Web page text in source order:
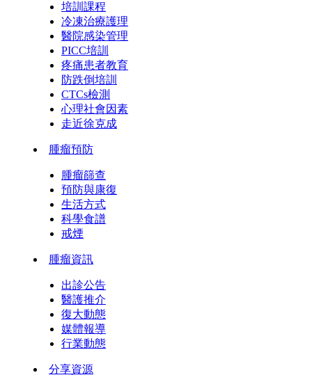
培訓課程
冷凍治療護理
醫院感染管理
PICC培訓
疼痛患者教育
防跌倒培訓
CTCs檢測
心理社會因素
走近徐克成
腫瘤預防
腫瘤篩查
預防與康復
生活方式
科學食譜
戒煙
腫瘤資訊
出診公告
醫護推介
復大動態
媒體報導
行業動態
分享資源